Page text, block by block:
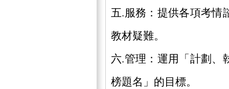
五.服務：提供各項考情
教材疑難。
六.管理：運用「計劃、
榜題名」的目標。